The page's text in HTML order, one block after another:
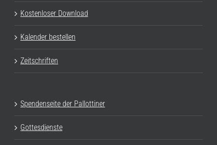
Kostenloser Download
Kalender bestellen
Zeitschriften
Spendenseite der Pallottiner
Gottesdienste